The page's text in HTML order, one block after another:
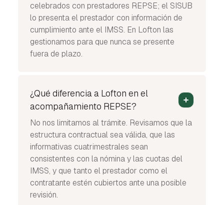
celebrados con prestadores REPSE; el SISUB
lo presenta el prestador con información de
cumplimiento ante el IMSS. En Lofton las
gestionamos para que nunca se presente
fuera de plazo.
¿Qué diferencia a Lofton en el
acompañamiento REPSE?
No nos limitamos al trámite. Revisamos que la
estructura contractual sea válida, que las
informativas cuatrimestrales sean
consistentes con la nómina y las cuotas del
IMSS, y que tanto el prestador como el
contratante estén cubiertos ante una posible
revisión.